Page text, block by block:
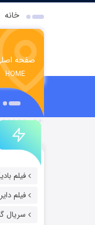
خانه
صفحه
HOME
فیلم
فیلم
سریال